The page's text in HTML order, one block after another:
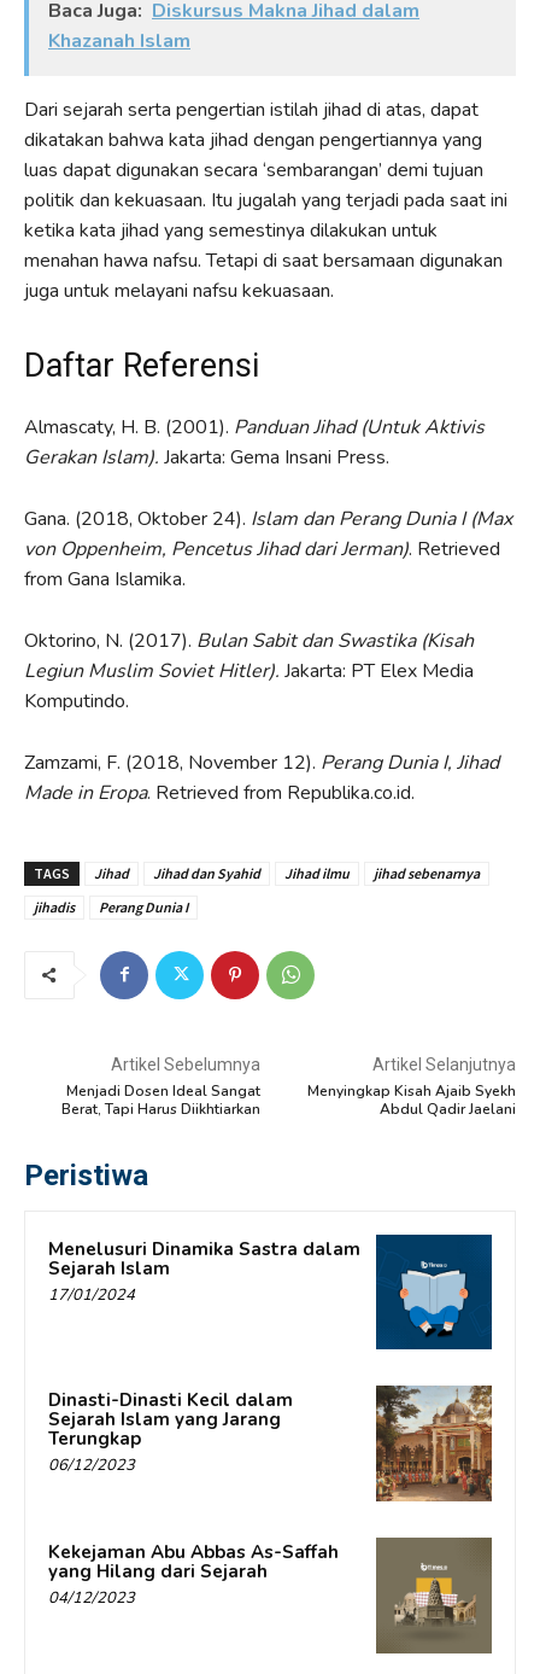
Baca Juga: Diskursus Makna Jihad dalam
Khazanah Islam
Dari sejarah serta pengertian istilah jihad di atas, dapat
dikatakan bahwa kata jihad dengan pengertiannya yang
luas dapat digunakan secara ‘sembarangan’ demi tujuan
politik dan kekuasaan. Itu jugalah yang terjadi pada saat ini
ketika kata jihad yang semestinya dilakukan untuk
menahan hawa nafsu. Tetapi di saat bersamaan digunakan
juga untuk melayani nafsu kekuasaan.
Daftar Referensi
Almascaty, H. B. (2001). Panduan Jihad (Untuk Aktivis
Gerakan Islam). Jakarta: Gema Insani Press.
Gana. (2018, Oktober 24). Islam dan Perang Dunia I (Max
von Oppenheim, Pencetus Jihad dari Jerman). Retrieved
from Gana Islamika.
Oktorino, N. (2017). Bulan Sabit dan Swastika (Kisah
Legiun Muslim Soviet Hitler). Jakarta: PT Elex Media
Komputindo.
Zamzami, F. (2018, November 12). Perang Dunia I, Jihad
Made in Eropa. Retrieved from Republika.co.id.
TAGS Jihad Jihad dan Syahid Jihad ilmu
jihad sebenarnya
jihadis
Perang Dunia I
Artikel Sebelumnya
Menjadi Dosen Ideal Sangat
Berat, Tapi Harus Diikhtiarkan
Artikel Selanjutnya
Menyingkap Kisah Ajaib Syekh
Abdul Qadir Jaelani
Peristiwa
Menelusuri Dinamika Sastra dalam
Sejarah Islam
17/01/2024
Dinasti-Dinasti Kecil dalam
Sejarah Islam yang Jarang
Terungkap
06/12/2023
Kekejaman Abu Abbas As-Saffah
yang Hilang dari Sejarah
04/12/2023